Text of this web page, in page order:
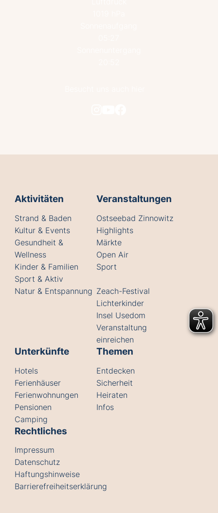
Aktivitäten
Strand & Baden
Kultur & Events
Gesundheit &
Wellness
Kinder & Familien
Sport & Aktiv
Natur & Entspannung
Veranstaltungen
Ostseebad Zinnowitz
Highlights
Märkte
Open Air
Sport
Zeach-Festival
Lichterkinder
Insel Usedom
Veranstaltung
einreichen
Unterkünfte
Hotels
Ferienhäuser
Ferienwohnungen
Pensionen
Camping
Themen
Entdecken
Sicherheit
Heiraten
Infos
Rechtliches
Impressum
Datenschutz
Haftungshinweise
Barrierefreiheitserklärung